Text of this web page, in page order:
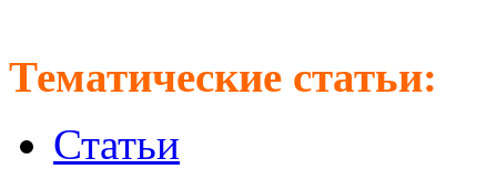
Тематические статьи:
Статьи